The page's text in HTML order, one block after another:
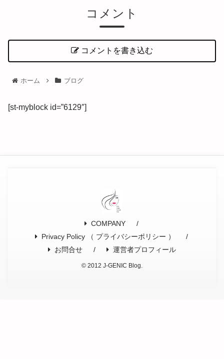
コメント
コメントを書き込む
ホーム ブログ
[st-myblock id=”6129″]
COMPANY
Privacy Policy （ プライバシーポリシー ）
お問合せ
運営者プロフィール
© 2012 J-GENIC Blog.